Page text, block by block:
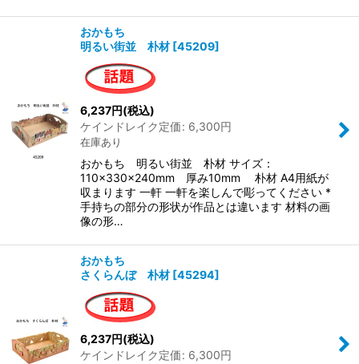
おかもち
明るい街並 朴材 [45209]
6,237円(税込)
ケインドレイク定価: 6,300円
在庫あり
おかもち 明るい街並 朴材 サイズ：
110×330×240mm 厚み10mm 朴材 A4用紙が
収まります 一軒 一軒を楽しんで彫ってください *
手持ちの部分の形状が作品とは違います 材料の画
像の形…
おかもち
さくらんぼ 朴材 [45294]
6,237円(税込)
ケインドレイク定価: 6,300円